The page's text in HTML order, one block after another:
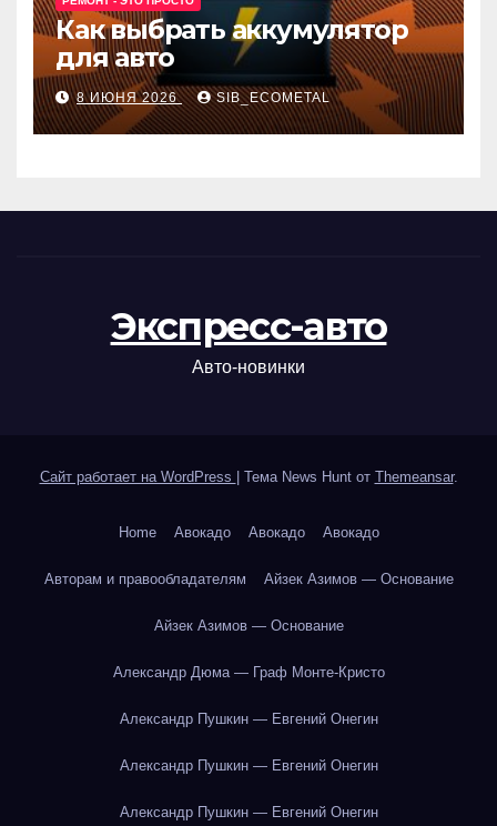
Как выбрать аккумулятор
для авто
8 ИЮНЯ 2026 SIB_ECOMETAL
Экспресс-авто
Авто-новинки
Сайт работает на WordPress Тема News Hunt от Themeansar.
Home Авокадо Авокадо Авокадо
Авторам и правообладателям Айзек Азимов — Основание
Айзек Азимов — Основание
Александр Дюма — Граф Монте-Кристо
Александр Пушкин — Евгений Онегин
Александр Пушкин — Евгений Онегин
Александр Пушкин — Евгений Онегин